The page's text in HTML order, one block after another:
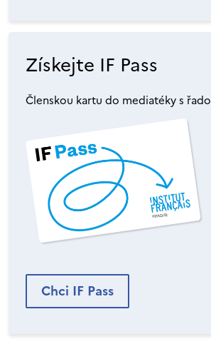
Získejte IF Pass
Členskou kartu do mediatéky s
Chci IF Pass